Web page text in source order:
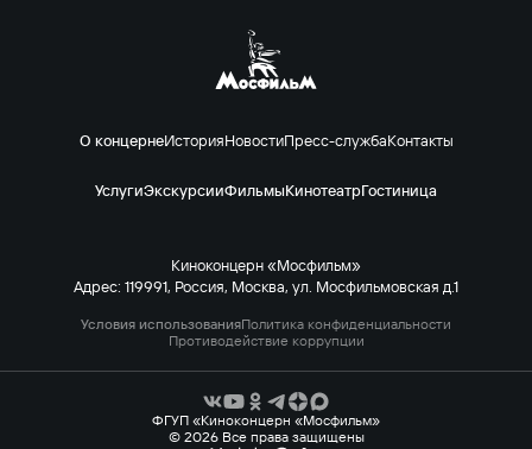
О концернеИсторияНовостиПресс-службаКонтакты
УслугиЭкскурсииФильмыКинотеатрГостиница
Киноконцерн «Мосфильм»
Адрес: 119991, Россия, Москва, ул. Мосфильмовская д.1
Условия использованияПолитика конфиденциальности
Противодействие коррупции
ФГУП «Киноконцерн «Мосфильм»
© 2026 Все права защищены